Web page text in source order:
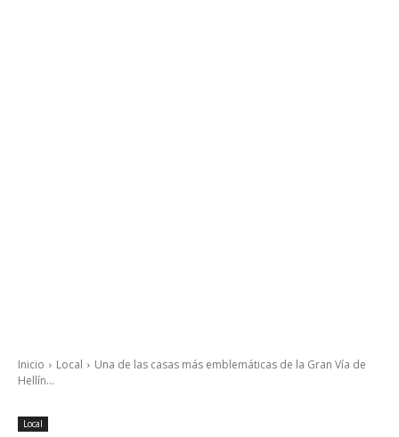
Inicio Local
Una de las casas más emblemáticas de la Gran Vía de
Hellín...
Local